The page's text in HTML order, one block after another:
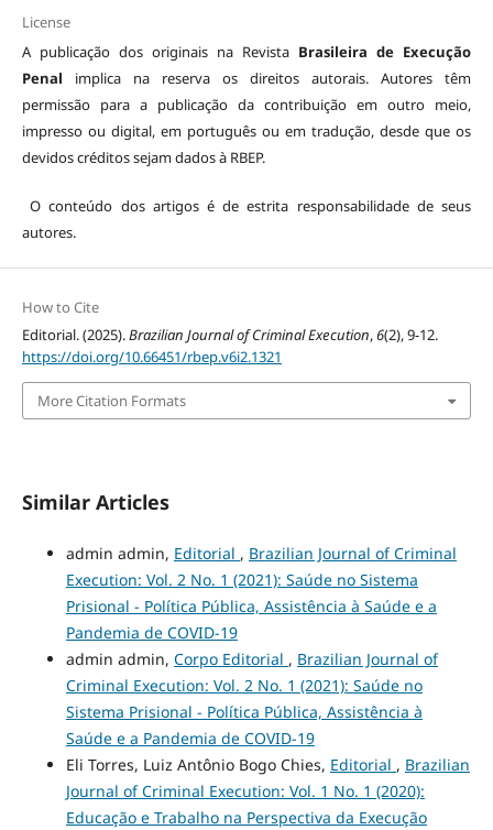
License
A publicação dos originais na Revista Brasileira de Execução
Penal implica na reserva os direitos autorais. Autores têm
permissão para a publicação da contribuição em outro meio,
impresso ou digital, em português ou em tradução, desde que os
devidos créditos sejam dados à RBEP.
O conteúdo dos artigos é de estrita responsabilidade de seus
autores.
How to Cite
Editorial. (2025).Brazilian Journal of Criminal Execution,6(2), 9-12.
https://doi.org/10.66451/rbep.v6i2.1321
More Citation Formats
Similar Articles
admin admin, Editorial , Brazilian Journal of Criminal
Execution: Vol. 2 No. 1 (2021): Saúde no Sistema
Prisional - Política Pública, Assistência à Saúde e a
Pandemia de COVID-19
admin admin, Corpo Editorial , Brazilian Journal of
Criminal Execution: Vol. 2 No. 1 (2021): Saúde no
Sistema Prisional - Política Pública, Assistência à
Saúde e a Pandemia de COVID-19
Eli Torres, Luiz Antônio Bogo Chies, Editorial , Brazilian
Journal of Criminal Execution: Vol. 1 No. 1 (2020):
Educação e Trabalho na Perspectiva da Execução